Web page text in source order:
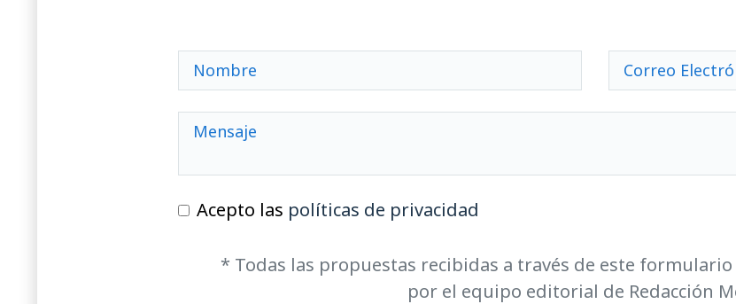
Acepto las políticas de privacidad
* Todas las propuestas recibidas a través de este
por el equipo editorial de Redacción